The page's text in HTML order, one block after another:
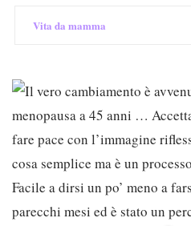
Vita da mamma